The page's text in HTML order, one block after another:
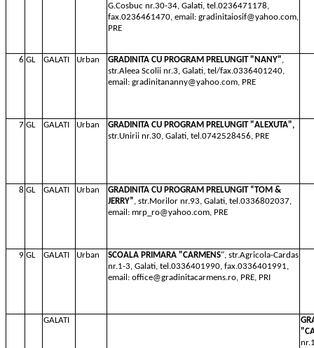
G.Cosbuc nr.30-34, Galati, tel.0236471178,
fax.0236461470, email: gradinitaiosif@yahoo.com,
PRE
6 GL GALATI Urban GRADINITA CU PROGRAM PRELUNGIT "NANY",
str.Aleea Scolii nr.3, Galati, tel/fax.0336401240,
email: gradinitananny@yahoo.com, PRE
7 GL GALATI Urban
GRADINITA CU PROGRAM PRELUNGIT "ALEXUTA",
str.Unirii nr.30, Galati, tel.0742528456, PRE
8 GL GALATI Urban
GRADINITA CU PROGRAM PRELUNGIT “TOM &
JERRY”, str.Morilor nr.93, Galati, tel.0336802037,
email: mrp_ro@yahoo.com, PRE
9 GL GALATI Urban SCOALA PRIMARA "CARMENS", str.Agricola-Cardas
nr.1-3, Galati, tel.0336401990, fax.0336401991,
email: office@gradinitacarmens.ro, PRE, PRI
GALATI